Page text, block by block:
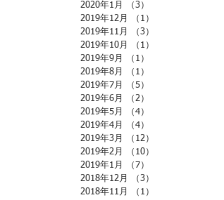
2020年1月
（3）
2019年12月
（1）
2019年11月
（3）
2019年10月
（1）
2019年9月
（1）
2019年8月
（1）
2019年7月
（5）
2019年6月
（2）
2019年5月
（4）
2019年4月
（4）
2019年3月
（12）
2019年2月
（10）
2019年1月
（7）
2018年12月
（3）
2018年11月
（1）